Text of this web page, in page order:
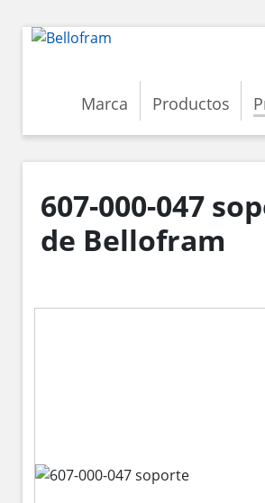
Marca Productos
607-000-047
de Bellofram